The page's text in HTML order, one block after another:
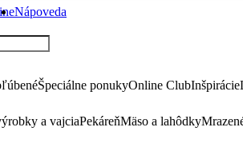
Nápoveda
Špeciálne ponukyOnline ClubInšpirácie
a vajciaPekáreňMäso a lahôdky